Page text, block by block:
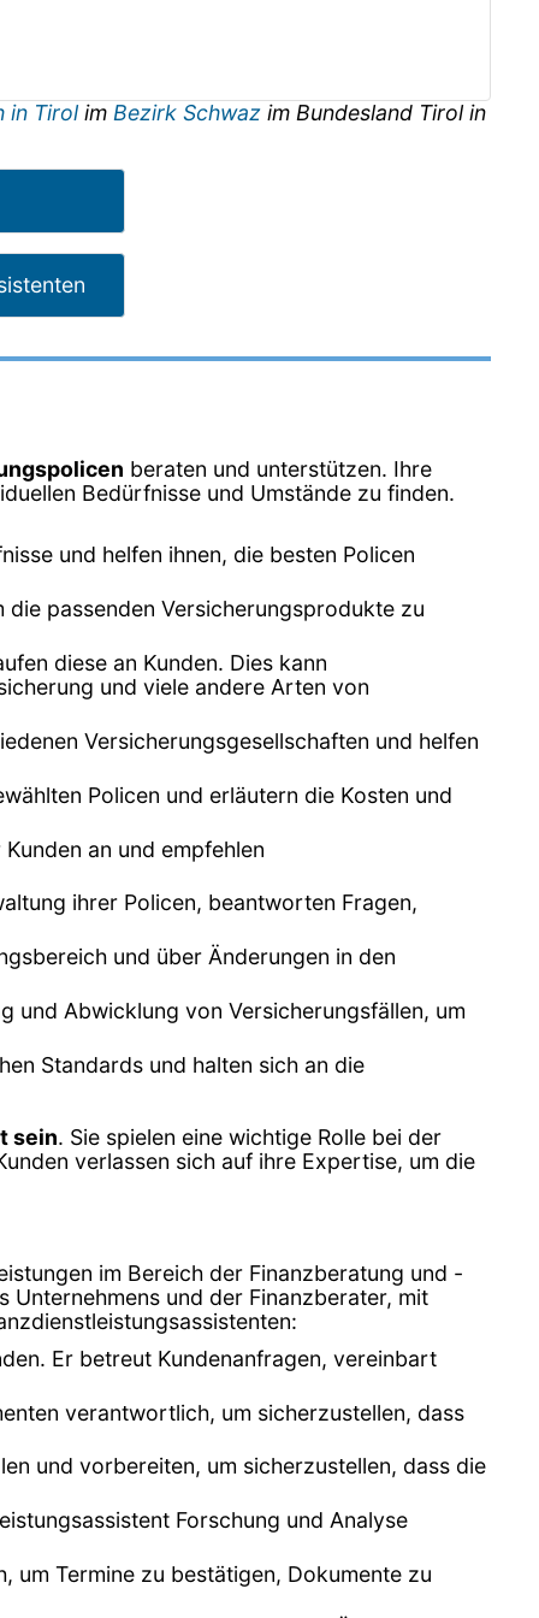
in Tirol im Bezirk Schwaz im Bundesland Tirol in
beraten und unterstützen. Ihre
Bedürfnisse und Umstände zu finden.
und helfen ihnen, die besten Policen
die passenden Versicherungsprodukte zu
diese an Kunden. Dies kann
und viele andere Arten von
Versicherungsgesellschaften und helfen
Policen und erläutern die Kosten und
an und empfehlen
ihrer Policen, beantworten Fragen,
und über Änderungen in den
und Abwicklung von Versicherungsfällen, um
Standards und halten sich an die
sein. Sie spielen eine wichtige Rolle bei der
verlassen sich auf ihre Expertise, um die
im Bereich der Finanzberatung und -
Unternehmens und der Finanzberater, mit
Er betreut Kundenanfragen, vereinbart
verantwortlich, um sicherzustellen, dass
und vorbereiten, um sicherzustellen, dass die
Forschung und Analyse
um Termine zu bestätigen, Dokumente zu